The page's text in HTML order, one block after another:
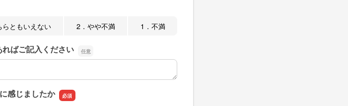
らともいえない 2．やや不満 1．不満
ばご記入ください
ばご記入ください
感じましたか